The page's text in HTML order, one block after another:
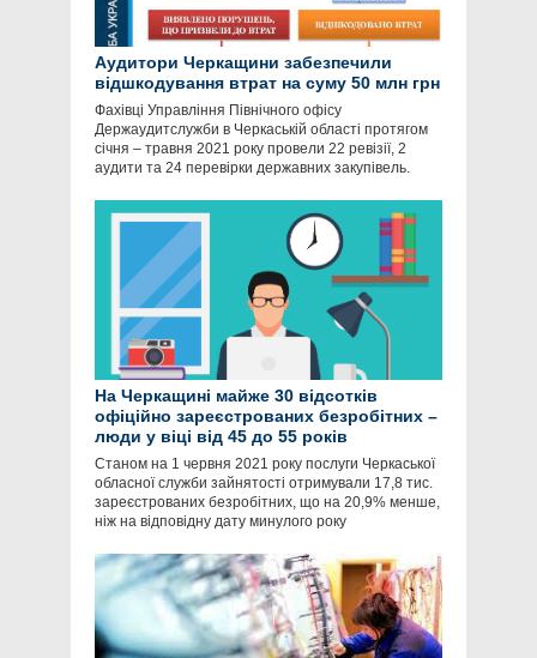
Аудитори Черкащини забезпечили
відшкодування втрат на суму 50 млн грн
Фахівці Управління Північного офісу
Держаудитслужби в Черкаській області протягом
січня – травня 2021 року провели 22 ревізії, 2
аудити та 24 перевірки державних закупівель.
На Черкащині майже 30 відсотків
офіційно зареєстрованих безробітних –
люди у віці від 45 до 55 років
Станом на 1 червня 2021 року послуги Черкаської
обласної служби зайнятості отримували 17,8 тис.
зареєстрованих безробітних, що на 20,9% менше,
ніж на відповідну дату минулого року